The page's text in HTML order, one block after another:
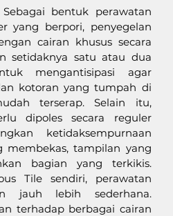
bentuk perawatan
yang berpori, penyegelan
cairan khusus secara
setidaknya satu atau dua
mengantisipasi agar
kotoran yang tumpah di
terserap. Selain itu,
dipoles secara reguler
ketidaksempurnaan
membekas, tampilan yang
bagian yang terkikis.
Tile sendiri, perawatan
jauh lebih sederhana.
terhadap berbagai cairan